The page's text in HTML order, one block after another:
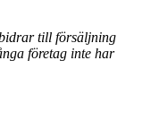
till försäljning
företag inte har